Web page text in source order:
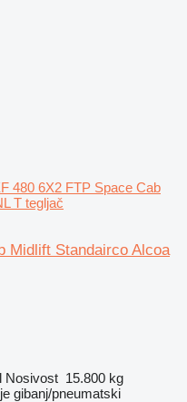
480 6X2 FTP Space Cab
T tegljač
Midlift Standairco Alcoa
Nosivost 15.800 kg
gibanj/pneumatski